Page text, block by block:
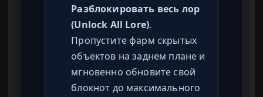
Разблокировать весь лор
(Unlock All Lore).
Пропустите фарм скрытых
объектов на заднем плане и
мгновенно обновите свой
блокнот до максимального